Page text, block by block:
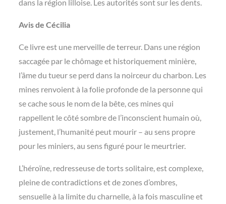
dans la région lilloise. Les autorités sont sur les dents.
Avis de Cécilia
Ce livre est une merveille de terreur. Dans une région
saccagée par le chômage et historiquement minière,
l’âme du tueur se perd dans la noirceur du charbon. Les
mines renvoient à la folie profonde de la personne qui
se cache sous le nom de la bête, ces mines qui
rappellent le côté sombre de l’inconscient humain où,
justement, l’humanité peut mourir – au sens propre
pour les miniers, au sens figuré pour le meurtrier.
L’héroïne, redresseuse de torts solitaire, est complexe,
pleine de contradictions et de zones d’ombres,
sensuelle à la limite du charnelle, à la fois masculine et